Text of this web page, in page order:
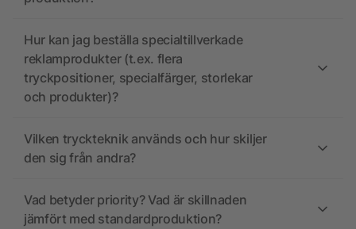
Hur kan jag beställa specialtillverkade
reklamprodukter (t.ex. flera
tryckpositioner, specialfärger, storlekar
och produkter)?
Vilken tryckteknik används och hur skiljer
den sig från andra?
Vad betyder priority? Vad är skillnaden
jämfört med standardproduktion?